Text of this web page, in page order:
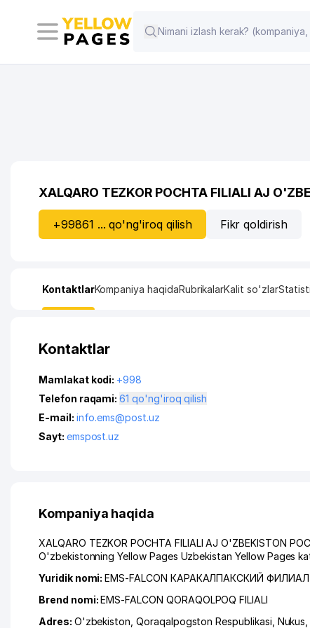
XALQARO TEZKOR POCHTA FILIALI AJ
+99861 ... qo'ng'iroq qilish Fikr qoldirish
KontaktlarKompaniya haqidaRubrikalarKalit so'zlar
Kontaktlar
Mamlakat kodi: +998
Telefon raqami:
61 qo'ng'iroq qilish
E-mail: info.ems@post.uz
Sayt: emspost.uz
Kompaniya haqida
XALQARO TEZKOR POCHTA FILIALI AJ O'ZBEKISTON
O'zbekistonning Yellow Pages Uzbekistan Yellow Pages
Yuridik nomi:EMS-FALCON КАРАКАЛПАКСКИЙ ФИЛИАЛ
Brend nomi:EMS-FALCON QORAQOLPOQ FILIALI
Adres: O'zbekiston,Qoraqalpogston Respublikasi Nukus